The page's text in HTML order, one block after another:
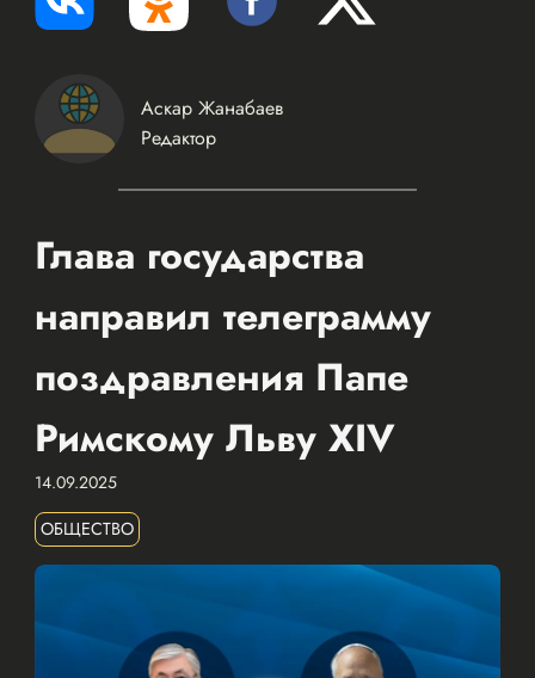
Аскар Жанабаев
Редактор
Глава государства
направил телеграмму
поздравления Папе
Римскому Льву XIV
14.09.2025
ОБЩЕСТВО